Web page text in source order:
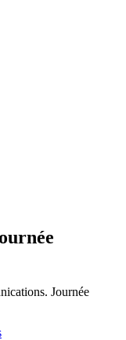
Journée